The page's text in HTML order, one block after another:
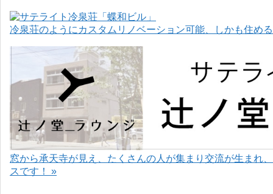
冷泉荘のようにカスタムリノベーション可能、しかも住め
窓から承天寺が見え、たくさんの人が集まり交流が生まれ
スです！ »